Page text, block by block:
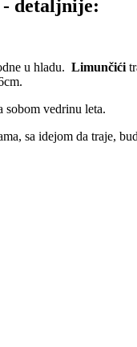
detaljnije:
u hladu. Limunčići
sobom vedrinu leta.
sa idejom da traje,